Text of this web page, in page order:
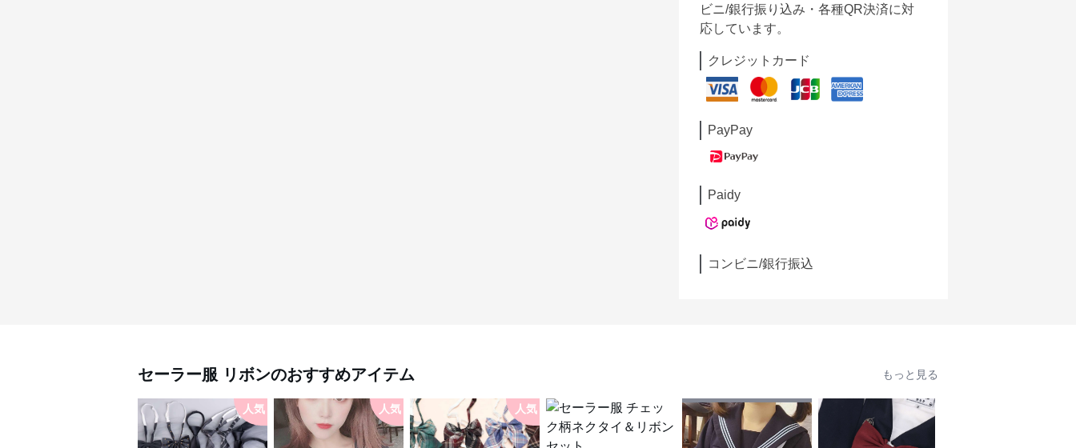
ビニ/銀行振り込み・各種QR決済に対
応しています。
クレジットカード
PayPay
Paidy
コンビニ/銀行振込
セーラー服 リボンのおすすめアイテム もっと見る
人気 人気 人気